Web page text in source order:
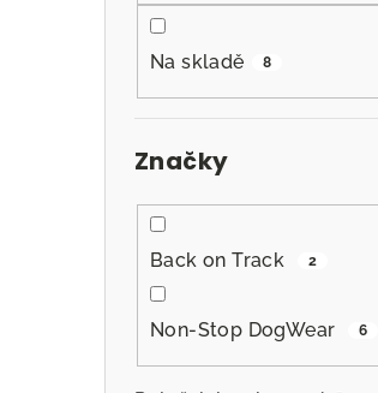
Na skladě 8
Značky
Back on Track 2
Non-Stop DogWear 6